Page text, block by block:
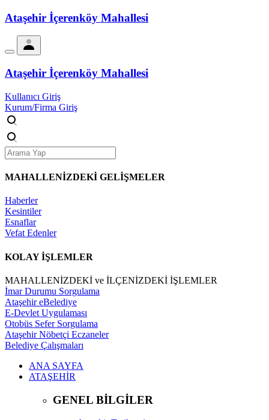
Ataşehir İçerenköy Mahallesi
Ataşehir İçerenköy Mahallesi
Kullanıcı Giriş
Kurum/Firma Giriş
MAHALLENİZDEKİ GELİŞMELER
Haberler
Kesintiler
Esnaflar
Vefat Edenler
KOLAY İŞLEMLER
MAHALLENİZDEKİ ve İLÇENİZDEKİ İŞLEMLER
İmar Durumu Sorgulama
Ataşehir eBelediye
E-Devlet Uygulaması
Otobüs Sefer Sorgulama
Ataşehir Nöbetçi Eczaneler
Belediye Çalışmaları
ANA SAYFA
ATAŞEHİR
GENEL BİLGİLER